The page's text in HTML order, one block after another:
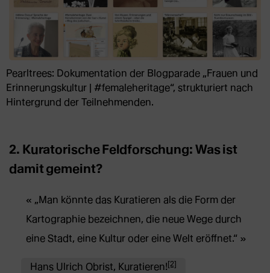
Pearltrees: Dokumentation der Blogparade „Frauen und
Erinnerungskultur | #femaleheritage“, strukturiert nach
Hintergrund der Teilnehmenden.
2. Kuratorische Feldforschung: Was ist
damit gemeint?
„Man könnte das Kuratieren als die Form der
Kartographie bezeichnen, die neue Wege durch
eine Stadt, eine Kultur oder eine Welt eröffnet.“
Hans Ulrich Obrist, Kuratieren![2]